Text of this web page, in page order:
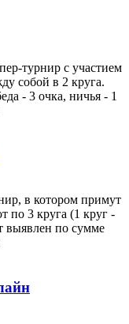
турнир с участием
собой в 2 круга.
- 3 очка, ничья - 1
в котором примут
по 3 круга (1 круг -
выявлен по сумме